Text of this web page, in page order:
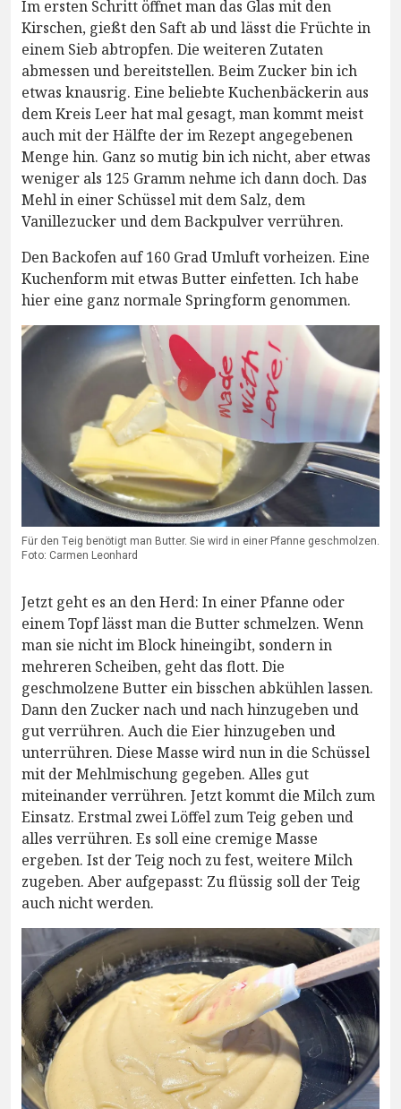
Im ersten Schritt öffnet man das Glas mit den
Kirschen, gießt den Saft ab und lässt die Früchte in
einem Sieb abtropfen. Die weiteren Zutaten
abmessen und bereitstellen. Beim Zucker bin ich
etwas knausrig. Eine beliebte Kuchenbäckerin aus
dem Kreis Leer hat mal gesagt, man kommt meist
auch mit der Hälfte der im Rezept angegebenen
Menge hin. Ganz so mutig bin ich nicht, aber etwas
weniger als 125 Gramm nehme ich dann doch. Das
Mehl in einer Schüssel mit dem Salz, dem
Vanillezucker und dem Backpulver verrühren.
Den Backofen auf 160 Grad Umluft vorheizen. Eine
Kuchenform mit etwas Butter einfetten. Ich habe
hier eine ganz normale Springform genommen.
Für den Teig benötigt man Butter. Sie wird in einer Pfanne geschmolzen.
Foto: Carmen Leonhard
Jetzt geht es an den Herd: In einer Pfanne oder
einem Topf lässt man die Butter schmelzen. Wenn
man sie nicht im Block hineingibt, sondern in
mehreren Scheiben, geht das flott. Die
geschmolzene Butter ein bisschen abkühlen lassen.
Dann den Zucker nach und nach hinzugeben und
gut verrühren. Auch die Eier hinzugeben und
unterrühren. Diese Masse wird nun in die Schüssel
mit der Mehlmischung gegeben. Alles gut
miteinander verrühren. Jetzt kommt die Milch zum
Einsatz. Erstmal zwei Löffel zum Teig geben und
alles verrühren. Es soll eine cremige Masse
ergeben. Ist der Teig noch zu fest, weitere Milch
zugeben. Aber aufgepasst: Zu flüssig soll der Teig
auch nicht werden.